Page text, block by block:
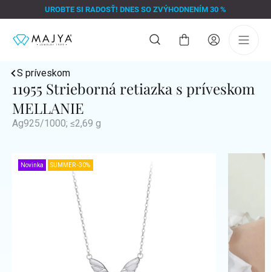
na
UROBTE SI RADOSŤ! DNES SO ZVÝHODNENÍM 30 %
Nákupný
S príveskom
11955 Strieborná retiazka s príveskom
MELLANIE
Ag925/1000; ≤2,69 g
Novinka SUMMER -30%